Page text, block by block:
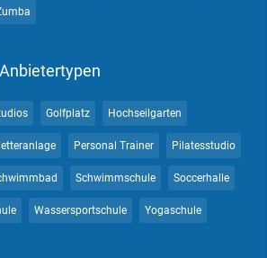
Golfplatz Hochseilgarten
Personal Trainer Pilatesstudio
Schwimmschule Soccerhalle
Wassersportschule Yogaschule